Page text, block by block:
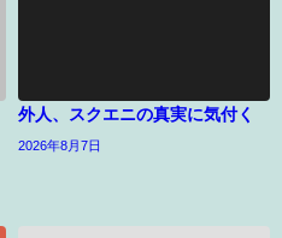
外人、スクエニの真実に気付く
2026年8月7日